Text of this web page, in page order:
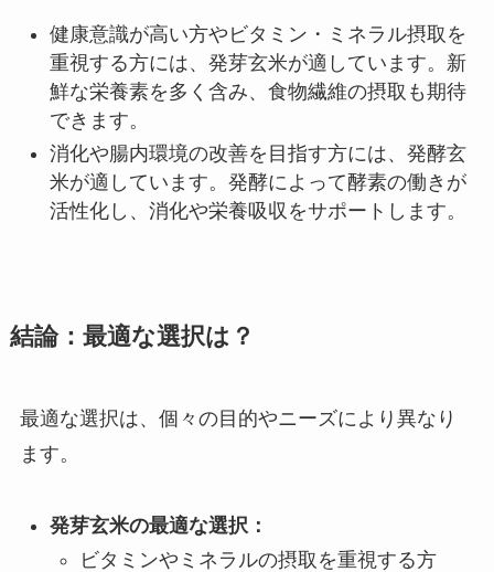
健康意識が高い方やビタミン・ミネラル摂取を
重視する方には、発芽玄米が適しています。新
鮮な栄養素を多く含み、食物繊維の摂取も期待
できます。
消化や腸内環境の改善を目指す方には、発酵玄
米が適しています。発酵によって酵素の働きが
活性化し、消化や栄養吸収をサポートします。
結論：最適な選択は？
最適な選択は、個々の目的やニーズにより異なり
ます。
発芽玄米の最適な選択：
ビタミンやミネラルの摂取を重視する方